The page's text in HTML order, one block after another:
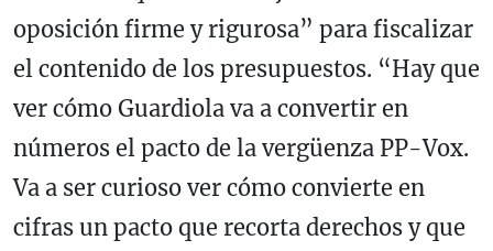
oposición firme y rigurosa” para fiscalizar
el contenido de los presupuestos. “Hay que
ver cómo Guardiola va a convertir en
números el pacto de la vergüenza PP-Vox.
Va a ser curioso ver cómo convierte en
cifras un pacto que recorta derechos y que